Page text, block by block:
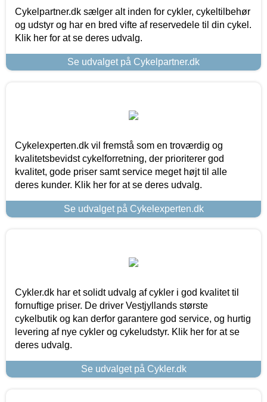
Cykelpartner.dk sælger alt inden for cykler, cykeltilbehør
og udstyr og har en bred vifte af reservedele til din cykel.
Klik her for at se deres udvalg.
Se udvalget på Cykelpartner.dk
Cykelexperten.dk vil fremstå som en troværdig og
kvalitetsbevidst cykelforretning, der prioriterer god
kvalitet, gode priser samt service meget højt til alle
deres kunder. Klik her for at se deres udvalg.
Se udvalget på Cykelexperten.dk
Cykler.dk har et solidt udvalg af cykler i god kvalitet til
fornuftige priser. De driver Vestjyllands største
cykelbutik og kan derfor garantere god service, og hurtig
levering af nye cykler og cykeludstyr. Klik her for at se
deres udvalg.
Se udvalget på Cykler.dk